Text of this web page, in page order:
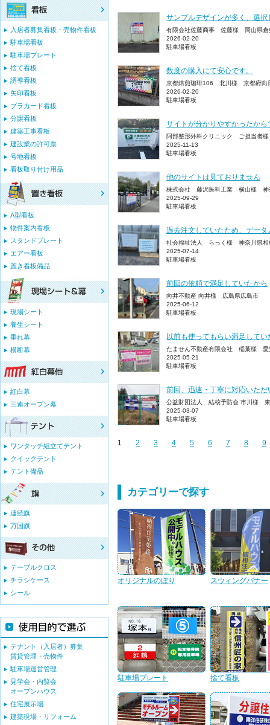
サンプルデザインが多く、選択
有限会社佐藤商事 佐藤様 岡山県倉
2026-02-20
駐車場看板
数度の購入にて安心です。
京都焙煎珈琲106 北川様 京都府向
2026-02-20
駐車場看板
サイトが分かりやすかったから
阿部整形外科クリニック ご担当者
2025-11-13
駐車場看板
他のサイトは見ておりません
株式会社 藤沢医科工業 横山様 神
2025-09-29
駐車場看板
過去注文していたため、デー
社会福祉法人 らっく様 神奈川県相
2025-07-14
駐車場看板
前回の依頼で満足していたから
向井不動産 向井様 広島県広島市
2025-06-12
駐車場看板
以前も使ってもらい満足してい
たません不動産有限会社 稲葉様 愛
2025-05-21
駐車場看板
前回、迅速・丁寧に対応いただ
公益財団法人 結核予防会 市川様 東
2025-03-07
駐車場看板
1 2 3 4 5 6 7 8 9
カテゴリーで探す
オリジナルのぼり スウィングバナー
駐車場プレート 捨て看板
入居者募集看板・売物件看板
駐車場看板
駐車場プレート
捨て看板
誘導看板
矢印看板
プラカード看板
分譲看板
建築工事看板
建設業の許可票
号地看板
看板取り付け用品
A型看板
物件案内看板
スタンドプレート
エアー看板
置き看板備品
現場シート
養生シート
垂れ幕
横断幕
紅白幕
三連オープン幕
ワンタッチ組立てテント
クイックテント
テント備品
連続旗
万国旗
テーブルクロス
チラシケース
シール
テナント（入居者）募集
賃貸管理・売物件
駐車場運営管理
見学会・内覧会
オープンハウス
住宅展示場
建築現場・リフォーム